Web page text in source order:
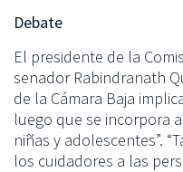
Debate
El presidente de la
senador Rabindranath
de la Cámara Baja
luego que se incorpora
niñas y adolescentes”.
los cuidadores a las